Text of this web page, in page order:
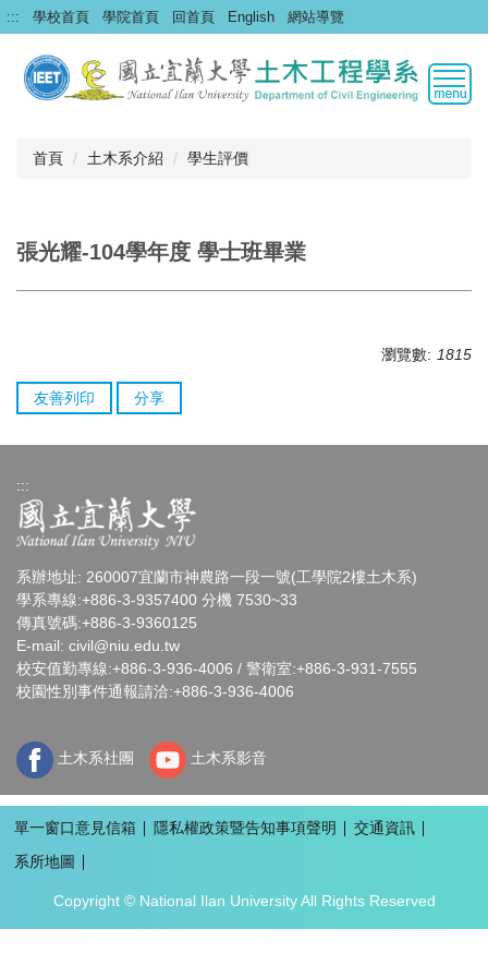
跳
到
要
::: 學校首頁 學院首頁 回首頁 English 網站導覽
首頁 土木系介紹 學生評價
張光耀-104學年度 學士班畢業
瀏覽數: 1815
友善列印 分享
:::
系辦地址: 260007宜蘭市神農路一段一號(工學院2樓土木系)
學系專線:+886-3-9357400 分機 7530~33
傳真號碼:+886-3-9360125
E-mail: civil@niu.edu.tw
校安值勤專線:+886-3-936-4006 / 警衛室:+886-3-931-7555
校園性別事件通報請洽:+886-3-936-4006
土木系社團 土木系影音
單一窗口意見信箱 隱私權政策暨告知事項聲明
交通資訊
系所地圖
Copyright © National Ilan University All Rights Reserved